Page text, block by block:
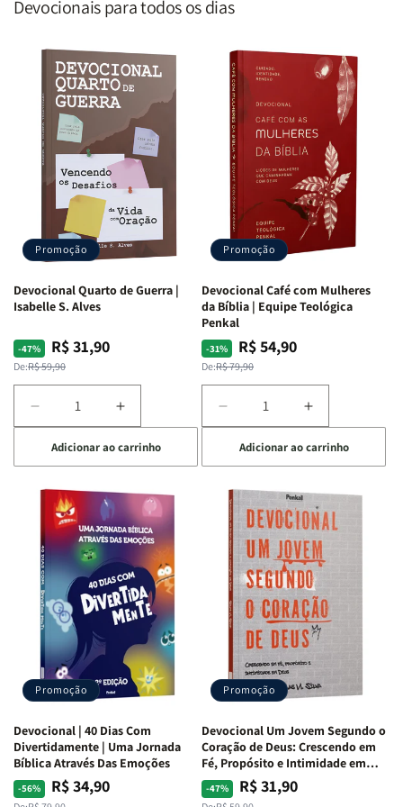
Devocionais para todos os dias
Promoção
Devocional Quarto de Guerra |
Isabelle S. Alves
-47%
Preço
normal
De:R$ 59,90
Preço
promocional
R$ 31,90
Diminuir
a
quantidade
de
Devocional
Quarto
de
Guerra
Isabelle
S.
Alves
Aumentar
a
quantidade
de
Devocional
Quarto
de
Guerra
|
Isabelle
S.
Alves
Adicionar ao carrinho
Promoção
Devocional Café com Mulheres
da Bíblia | Equipe Teológica
Penkal
-31%
Preço
normal
De:R$ 79,90
Preço
promocional
R$ 54,90
Diminuir
a
quantidade
de
Devocional
Café
com
Mulheres
da
Bíblia
Equipe
Teológica
Penkal
Aumentar
a
quantidade
de
Devocional
Café
com
Mulheres
da
Bíblia
|
Equipe
Teológica
Penkal
Adicionar ao carrinho
Promoção
Devocional | 40 Dias Com
Divertidamente | Uma Jornada
Bíblica Através Das Emoções
-56%
Preço
PreçoR$ 34,90
Promoção
Devocional Um Jovem Segundo o
Coração de Deus: Crescendo em
Fé, Propósito e Intimidade em
Deus
-47%
Preço
PreçoR$ 31,90